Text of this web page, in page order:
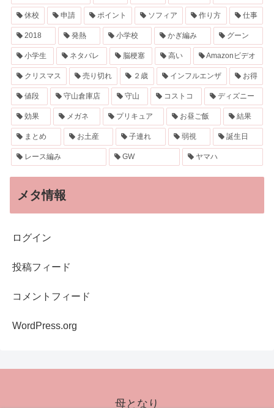
休校 申請 ポイント ソフィア 作り方 仕事
2018 発熱 小学校 かぎ編み グーン
小学生 ネタバレ 脳梗塞 高い Amazonビデオ
クリスマス 売り切れ ２歳 インフルエンザ お得
値段 守山倉庫店 守山 コストコ ディズニー
効果 メガネ プリキュア お昼ご飯 結果
まとめ お土産 子連れ 弱視 誕生日
レース編み GW ヤマハ
メタ情報
ログイン
投稿フィード
コメントフィード
WordPress.org
母となり